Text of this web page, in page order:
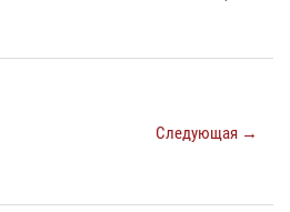
Следующая →